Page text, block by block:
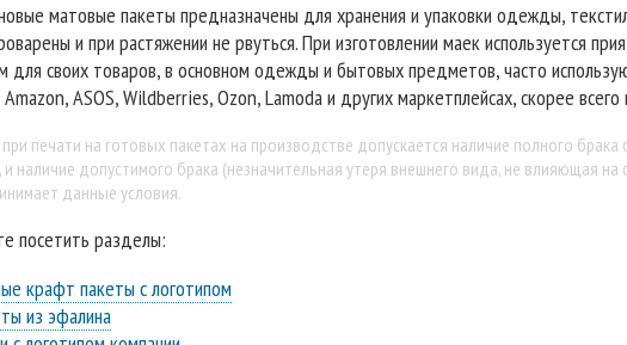
матовые пакеты предназначены для хранения и упаковки одежды,
и при растяжении не рвуться. При изготовлении маек используется
для своих товаров, в основном одежды и бытовых предметов, часто
ASOS, Wildberries, Ozon, Lamoda и других маркетплейсах, скорее
печати на готовых пакетах на производстве допускается наличие полного
наличие допустимого брака (незначительная утеря внешнего вида, не влияющая
данные условия.
посетить разделы:
крафт пакеты с логотипом
из эфалина